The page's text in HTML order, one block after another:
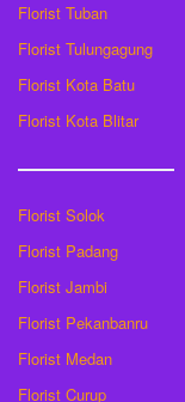
Florist Tuban
Florist Tulungagung
Florist Kota Batu
Florist Kota Blitar
Florist Solok
Florist Padang
Florist Jambi
Florist Pekanbanru
Florist Medan
Florist Curup